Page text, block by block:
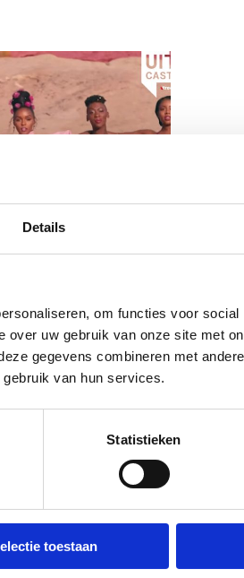
Details
om functies voor
uw gebruik van onze site met
gegevens combineren met
van hun services.
Statistieken
toestaan
:
Vincent Bijlo en